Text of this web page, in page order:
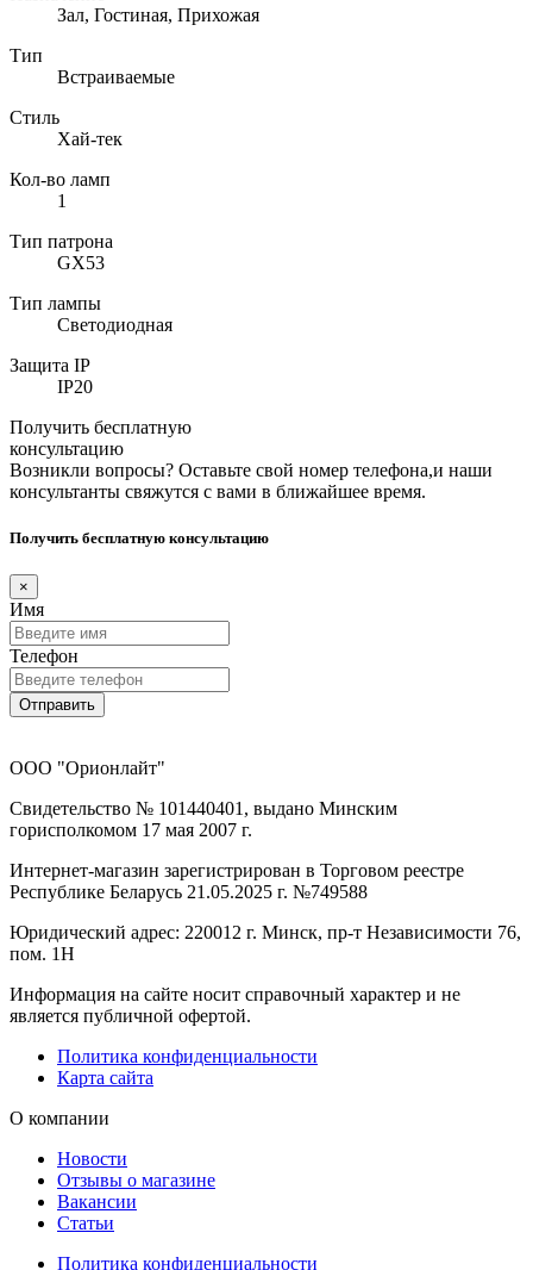
Зал, Гостиная, Прихожая
Тип
Встраиваемые
Стиль
Хай-тек
Кол-во ламп
1
Тип патрона
GX53
Тип лампы
Светодиодная
Защита IP
IP20
Получить бесплатную
консультацию
Возникли вопросы? Оставьте свой номер телефона,и наши
консультанты свяжутся с вами в ближайшее время.
Получить бесплатную консультацию
×
Имя
Телефон
Отправить
ООО "Орионлайт"
Свидетельство № 101440401, выдано Минским
горисполкомом 17 мая 2007 г.
Интернет-магазин зарегистрирован в Торговом реестре
Республике Беларусь 21.05.2025 г. №749588
Юридический адрес: 220012 г. Минск, пр-т Независимости 76,
пом. 1Н
Информация на сайте носит справочный характер и не
является публичной офертой.
Политика конфиденциальности
Карта сайта
О компании
Новости
Отзывы о магазине
Вакансии
Статьи
Политика конфиденциальности